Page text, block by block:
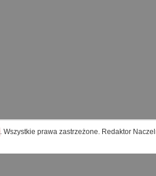
. Wszystkie prawa zastrzeżone. Redaktor